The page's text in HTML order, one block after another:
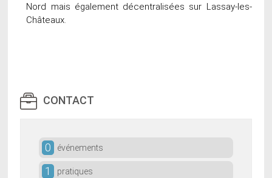
Nord mais également décentralisées sur Lassay-les-
Châteaux.
CONTACT
0 événements
1 pratiques